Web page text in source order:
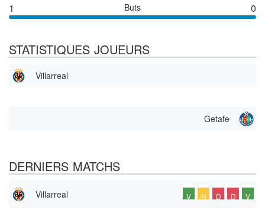
1 Buts 0
STATISTIQUES JOUEURS
Villarreal
Getafe
DERNIERS MATCHS
Villarreal V N D D V